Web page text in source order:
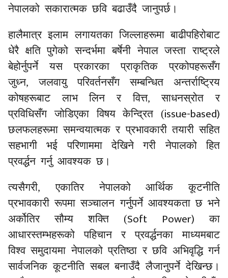
नेपालको सकारात्मक छवि बढाउँदै जानुपर्छ।
हालैमात्र इलाम लगायतका जिल्लाहरूमा बाढीपहिरोबाट
धेरै क्षति पुगेको सन्दर्भमा बर्षेनी नेपाल जस्ता राष्ट्रले
बेहोर्नुपर्ने यस प्रकारका प्राकृतिक प्रकोपहरूसँग
जुध्न, जलवायु परिवर्तनसँग सम्बन्धित अन्तर्राष्ट्रिय
कोषहरूबाट लाभ लिन र वित्त, साधनस्रोत र
प्रविधिसँग जोडिएका विषय केन्द्रित (issue-based)
छलफलहरूमा समन्वयात्मक र प्रभावकारी तयारी सहित
सहभागी भई परिणाममा देखिने गरी नेपालको हित
प्रवर्द्धन गर्नु आवश्यक छ।
त्यसैगरी, एकातिर नेपालको आर्थिक कूटनीति
प्रभावकारी रूपमा सञ्चालन गर्नुपर्ने आवश्यकता छ भने
अर्कोतिर सौम्य शक्ति (Soft Power)का
आधारस्तम्भहरूको पहिचान र प्रवर्द्धनका माध्यमबाट
विश्व समुदायमा नेपालको प्रतिष्ठा र छवि अभिवृद्धि गर्न
सार्वजनिक कूटनीति सबल बनाउँदै लैजानुपर्ने देखिन्छ।